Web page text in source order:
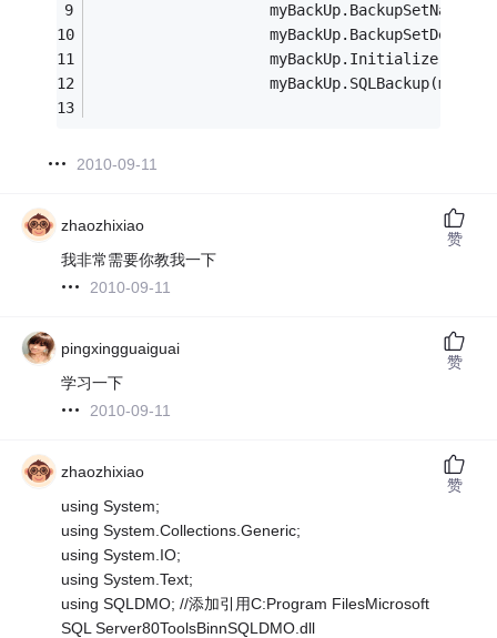
myBackUp.BackupSetName =
myBackUp.Initialize =
2010-09-11
zhaozhixiao
我非常需要你教我一下
2010-09-11
赞
pingxingguaiguai
学习一下
2010-09-11
赞
zhaozhixiao
using System;
using System.Collections.Generic;
using System.IO;
using System.Text;
using SQLDMO; //添加引用C:Program FilesMicrosoft
SQL Server80ToolsBinnSQLDMO.dll
赞